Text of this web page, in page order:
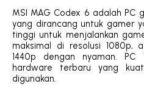
MSI MAG Codex 6 adalah PC
yang dirancang untuk gamer
tinggi untuk menjalankan
maksimal di resolusi 1080p,
1440p dengan nyaman. PC
hardware terbaru yang
digunakan.